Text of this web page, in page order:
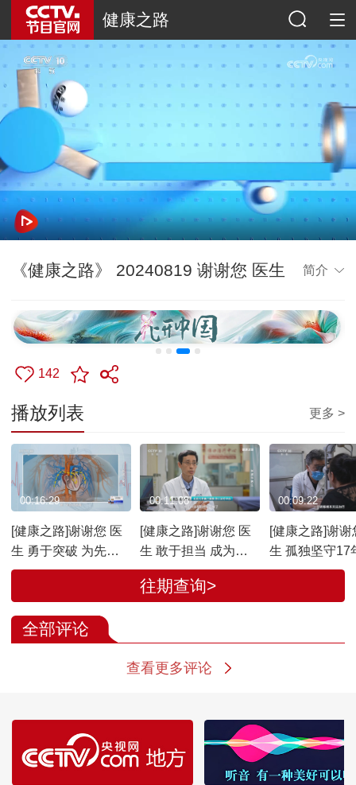
健康之路
《健康之路》 20240819 谢谢您 医生 简介
142
播放列表 更多 >
[健康之路]谢谢您 医
生 勇于突破 为先心
病患儿重燃希望
00:16:29
[健康之路]谢谢您 医
生 敢于担当 成为伤
口愈合的良药
00:11:08
[健康之路]谢谢
生 孤独坚守17
亮罕见病患者
00:09:22
往期查询>
全部评论
查看更多评论